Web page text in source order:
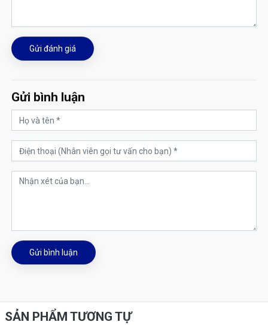
Gửi đánh giá
Gửi bình luận
Gửi bình luận
SẢN PHẨM TƯƠNG TỰ